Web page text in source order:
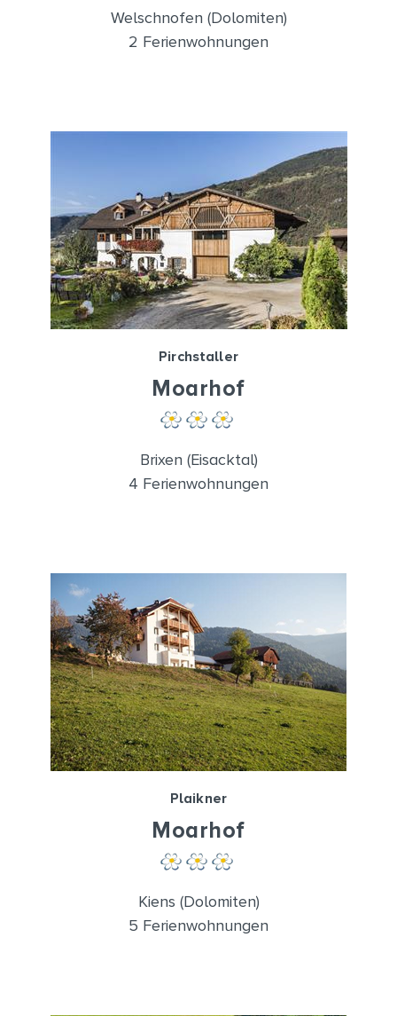
Welschnofen (Dolomiten)
2 Ferienwohnungen
Pirchstaller
Moarhof
Brixen (Eisacktal)
4 Ferienwohnungen
Plaikner
Moarhof
Kiens (Dolomiten)
5 Ferienwohnungen